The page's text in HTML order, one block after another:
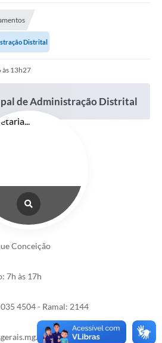
Distrital
13h27
de Administração Distrital
Conceição
7h às 17h
4504 - Ramal: 2144